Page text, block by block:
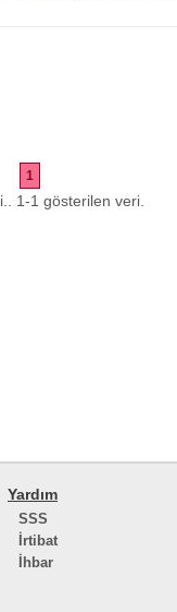
1
1-1 gösterilen veri.
Yardım
SSS
İrtibat
İhbar